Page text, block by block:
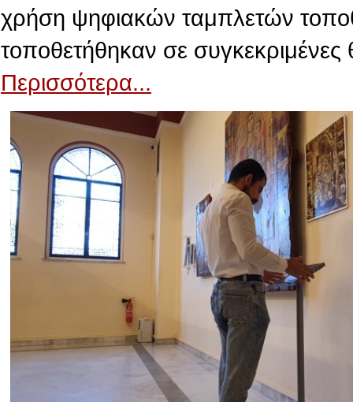
χρήση ψηφιακών ταμπλετών
τοποθετήθηκαν σε
Περισσότερα...